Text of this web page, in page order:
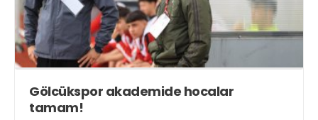
Gölcükspor akademide hocalar
tamam!